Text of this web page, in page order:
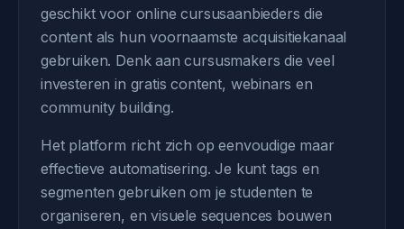
geschikt voor online cursusaanbieders die
content als hun voornaamste acquisitiekanaal
gebruiken. Denk aan cursusmakers die veel
investeren in gratis content, webinars en
community building.
Het platform richt zich op eenvoudige maar
effectieve automatisering. Je kunt tags en
segmenten gebruiken om je studenten te
organiseren, en visuele sequences bouwen